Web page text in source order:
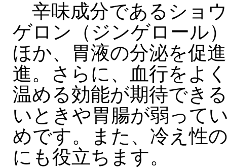
辛味成分であるショ
ゲロン（ジンゲロール
ほか、胃液の分泌を促
進。さらに、血行をよ
温める効能が期待でき
いときや胃腸が弱って
めです。また、冷え性
にも役立ちます。